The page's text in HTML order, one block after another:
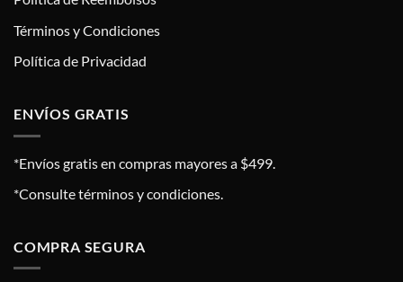
Términos y Condiciones
Política de Privacidad
ENVÍOS GRATIS
*Envíos gratis en compras mayores a $499.
*Consulte términos y condiciones.
COMPRA SEGURA